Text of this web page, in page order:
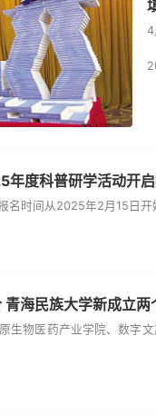
4
年度科普研学活动开
名时间从2025年2月15日开
青海民族大学新成立两
生物医药产业学院、数字